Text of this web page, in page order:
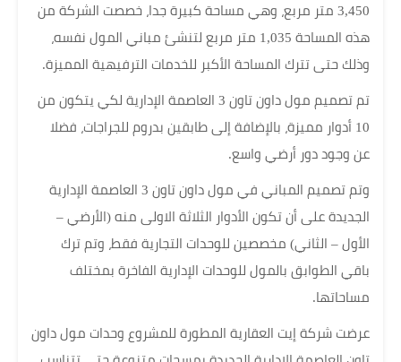
3,450 متر مربع، وهي مساحة كبيرة جدا، خصصت الشركة من
هذه المساحة 1,035 متر مربع لتنشئ مباني المول نفسه،
وذلك حتى تترك المساحة الأكبر للخدمات الترفيهية المميزة.
تم تصميم مول داون تاون 3 العاصمة الإدارية لكي يتكون من
10 أدوار مميزة، بالإضافة إلى طابقين بدروم للجراجات، فضلا
عن وجود دور أرضي واسع.
وتم تصميم المباني في مول داون تاون 3 العاصمة الإدارية
الجديدة على أن تكون الأدوار الثلاثة الاولى منه (الأرضي –
الأول – الثاني) مخصصين للوحدات التجارية فقط، وتم ترك
باقي الطوابق بالمول للوحدات الإدارية الفاخرة بمختلف
مساحاتها.
عرضت شركة إيت العقارية المطورة للمشروع وحدات مول داون